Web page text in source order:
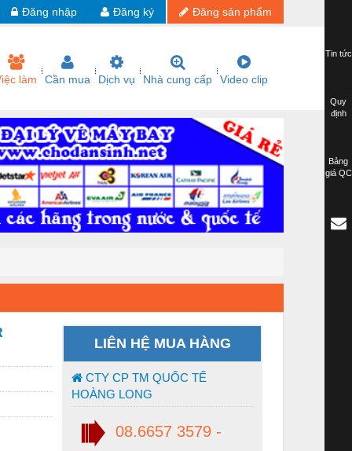
Đăng sản phẩm
Đăng ký
Đăng nhập
làm Cần mua Dịch vụ Nhà cung cấp Video clip
LIÊN HỆ MUA HÀNG
CTY CP TM QUỐC TẾ
HOÀNG LONG
08.6657 3579 -
Tin tức
Quy
định
Bảng
giá QC